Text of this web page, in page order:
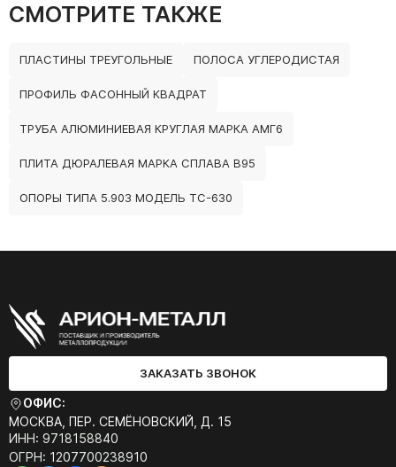
СМОТРИТЕ ТАКЖЕ
ПЛАСТИНЫ ТРЕУГОЛЬНЫЕ ПОЛОСА УГЛЕРОДИСТАЯ
ПРОФИЛЬ ФАСОННЫЙ КВАДРАТ
ТРУБА АЛЮМИНИЕВАЯ КРУГЛАЯ МАРКА АМГ6
ПЛИТА ДЮРАЛЕВАЯ МАРКА СПЛАВА В95
ОПОРЫ ТИПА 5.903 МОДЕЛЬ ТС-630
ЗАКАЗАТЬ ЗВОНОК
ОФИС:
МОСКВА, ПЕР. СЕМЁНОВСКИЙ, Д. 15
ИНН: 9718158840
ОГРН: 1207700238910